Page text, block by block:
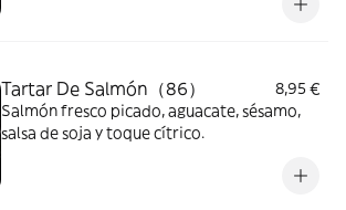
Tartar De Salmón（86）
8,95 €
Salmón fresco picado, aguacate, sésamo,
salsa de soja y toque cítrico.